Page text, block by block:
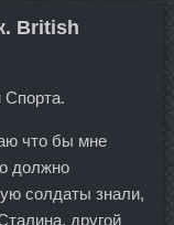
British
Спорта.
что бы мне
должно
солдаты знали,
другой